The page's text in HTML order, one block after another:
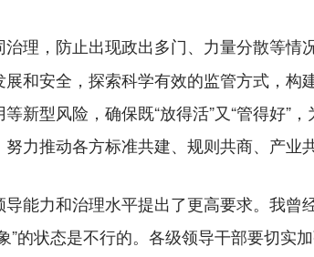
理，防止出现政出多门、力量分散等情
和安全，探索科学有效的监管方式，构
新型风险，确保既“放得活”又“管得好”
力推动各方标准共建、规则共商、产业共
力和治理水平提出了更高要求。我曾
的状态是不行的。各级领导干部要切实